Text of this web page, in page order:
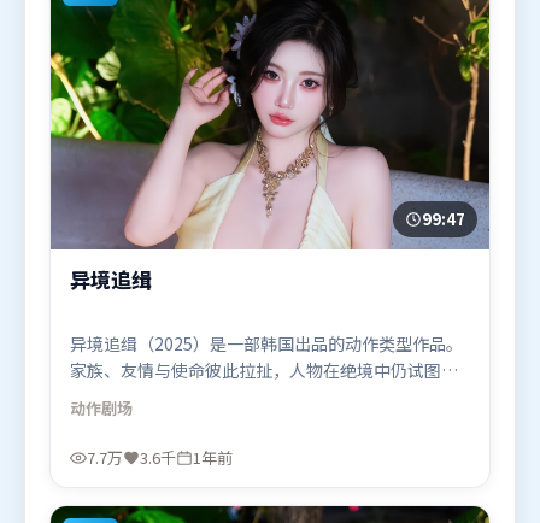
99:47
异境追缉
异境追缉（2025）是一部韩国出品的动作类型作品。
家族、友情与使命彼此拉扯，人物在绝境中仍试图守
住心中微光。摄影与美术共同营造出强烈地域气质，
增强沉浸感。由王家卫执导，沈腾、段奕宏、木村拓
哉，白宇、马东锡等联袂出演。影片于2025年3月3日
观众观看。
动作剧场
7.7万 3.6千 1年前